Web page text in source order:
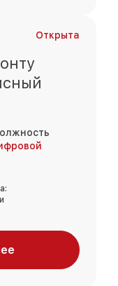
Открыта